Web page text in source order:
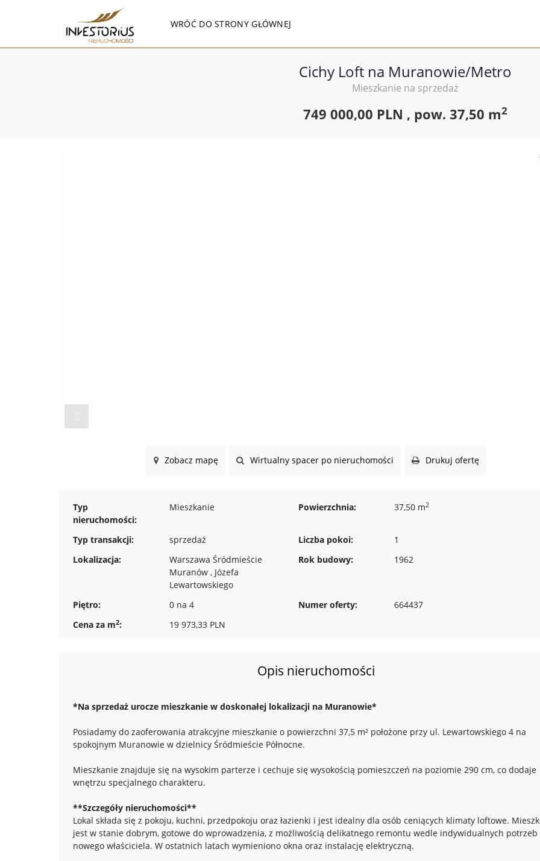
WRÓĆ DO STRONY GŁÓWNEJ
Cichy Loft na Muranowie/Metro
Mieszkanie na sprzedaż
749 000,00 PLN , pow. 37,50 m2
Zobacz mapę Wirtualny spacer po nieruchomości Drukuj ofertę
Typ
nieruchomości:
Mieszkanie Powierzchnia: 37,50 m2
Typ transakcji: sprzedaż Liczba pokoi:
1
Lokalizacja:
Warszawa Śródmieście
Muranów , Józefa
Lewartowskiego
Rok budowy: 1962
Piętro: 0 na 4 Numer oferty:
664437
Cena za m2: 19 973,33 PLN
Opis nieruchomości
*Na sprzedaż urocze mieszkanie w doskonałej lokalizacji na Muranowie*
Posiadamy do zaoferowania atrakcyjne mieszkanie o powierzchni 37,5 m² położone przy ul. Lewartowskiego 4 na
spokojnym Muranowie w dzielnicy Śródmieście Północne.
Mieszkanie znajduje się na wysokim parterze i cechuje się wysokością pomieszczeń na poziomie 290 cm, co dodaje
wnętrzu specjalnego charakteru.
**Szczegóły nieruchomości**
Lokal składa się z pokoju, kuchni, przedpokoju oraz łazienki i jest idealny dla osób ceniących klimaty loftowe.
jest w stanie dobrym, gotowe do wprowadzenia, z możliwością delikatnego remontu wedle indywidualnych potrzeb
nowego właściciela. W ostatnich latach wymieniono okna oraz instalację elektryczną.